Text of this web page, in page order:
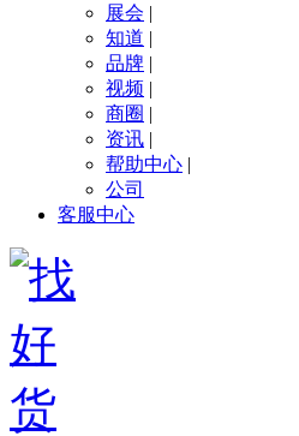
展会 |
知道 |
品牌 |
视频 |
商圈 |
资讯 |
帮助中心 |
公司
客服中心